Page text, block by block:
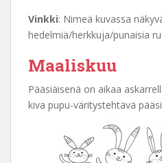
Vinkki: Nimeä kuvassa
hedelmiä/herkkuja/punaisia
Maaliskuu
Pääsiäisenä on aikaa
kiva pupu-väritystehtävä